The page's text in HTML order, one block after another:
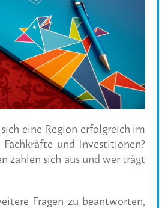
eine Region erfolgreich im
und Investitionen?
zahlen sich aus und wer trägt
Fragen zu beantworten,